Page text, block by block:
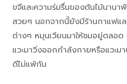
ขจีและความร่มรื่นของต้นไม้นาน
สวยๆ นอกจากนี้ยังมีร้านกาแฟแล
ต่างๆ หมุนเวียนมาให้ชมอยู่ตลอด
แวะมาวิ่งออกกำลังกายหรือแวะ
ดีไม่แพ้กัน